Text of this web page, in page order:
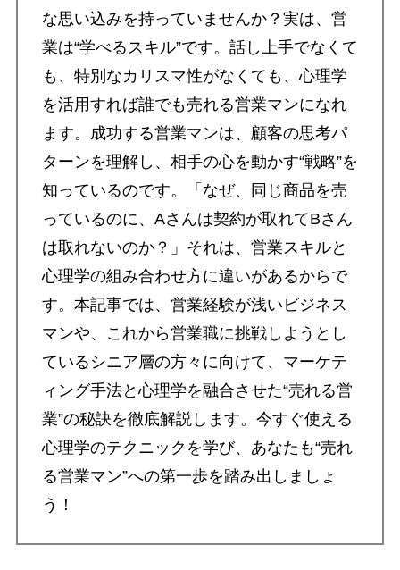
な思い込みを持っていませんか？実は、営
業は“学べるスキル”です。話し上手でなくて
も、特別なカリスマ性がなくても、心理学
を活用すれば誰でも売れる営業マンになれ
ます。成功する営業マンは、顧客の思考パ
ターンを理解し、相手の心を動かす“戦略”を
知っているのです。「なぜ、同じ商品を売
っているのに、Aさんは契約が取れてBさん
は取れないのか？」それは、営業スキルと
心理学の組み合わせ方に違いがあるからで
す。本記事では、営業経験が浅いビジネス
マンや、これから営業職に挑戦しようとし
ているシニア層の方々に向けて、マーケテ
ィング手法と心理学を融合させた“売れる営
業”の秘訣を徹底解説します。今すぐ使える
心理学のテクニックを学び、あなたも“売れ
る営業マン”への第一歩を踏み出しましょ
う！